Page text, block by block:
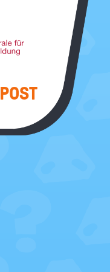
POST